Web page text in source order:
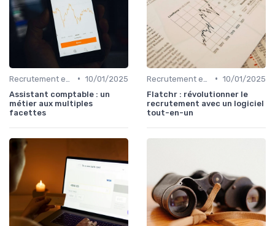
• 10/01/2025
Assistant comptable : un
métier aux multiples
facettes
• 10/01/2025
Flatchr : révolutionner le
recrutement avec un logiciel
tout-en-un